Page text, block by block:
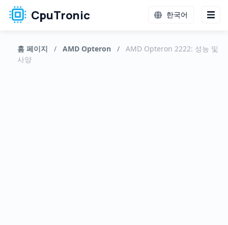
CpuTronic 한국어
홈 페이지 / AMD Opteron /
AMD Opteron 2222: 성능 및
사양